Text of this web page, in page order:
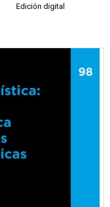
Edición digital